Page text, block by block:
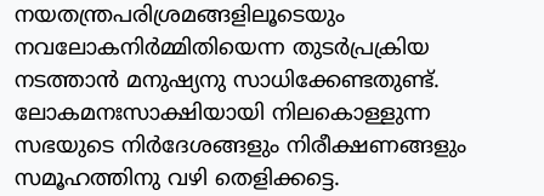
നയതന്ത്രപരിശ്രമങ്ങളിലൂടെയും
നവലോകനിർമ്മിതിയെന്ന തുടർപ്രക്രിയ
നടത്താൻ മനുഷ്യനു സാധിക്കേണ്ടതുണ്ട്.
ലോകമനഃസാക്ഷിയായി നിലകൊള്ളുന്ന
സഭയുടെ നിർദേശങ്ങളും നിരീക്ഷണങ്ങളും
സമൂഹത്തിനു വഴി തെളിക്കട്ടെ.